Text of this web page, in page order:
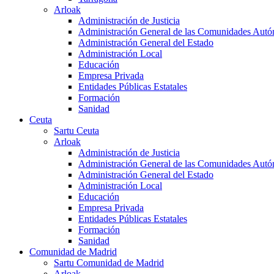
Arloak
Administración de Justicia
Administración General de las Comunidades
Administración General del Estado
Administración Local
Educación
Empresa Privada
Entidades Públicas Estatales
Formación
Sanidad
Ceuta
Sartu Ceuta
Arloak
Administración de Justicia
Administración General de las Comunidades
Administración General del Estado
Administración Local
Educación
Empresa Privada
Entidades Públicas Estatales
Formación
Sanidad
Comunidad de Madrid
Sartu Comunidad de Madrid